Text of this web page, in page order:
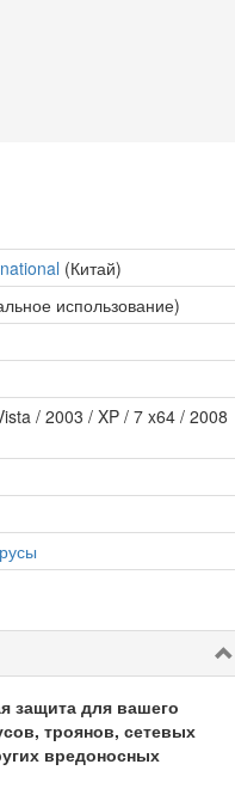
(Китай)
использование)
/ 2003 / XP / 7 x64 / 2008
защита для вашего
троянов, сетевых
вредоносных